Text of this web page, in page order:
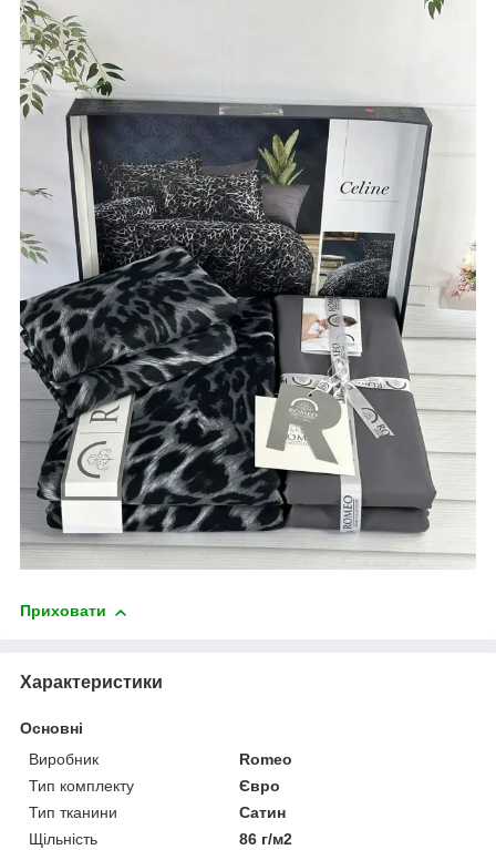
Приховати
Характеристики
Основні
Виробник
Romeo
Тип комплекту
Євро
Тип тканини
Сатин
Щільність
86 г/м2